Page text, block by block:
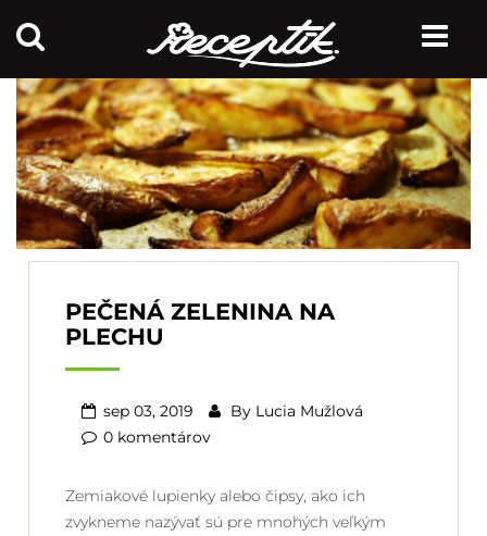
PEČENÁ ZELENINA NA
PLECHU
sep 03, 2019 By Lucia Mužlová
0 komentárov
Zemiakové lupienky alebo čipsy, ako ich
zvykneme nazývať sú pre mnohých veľkým